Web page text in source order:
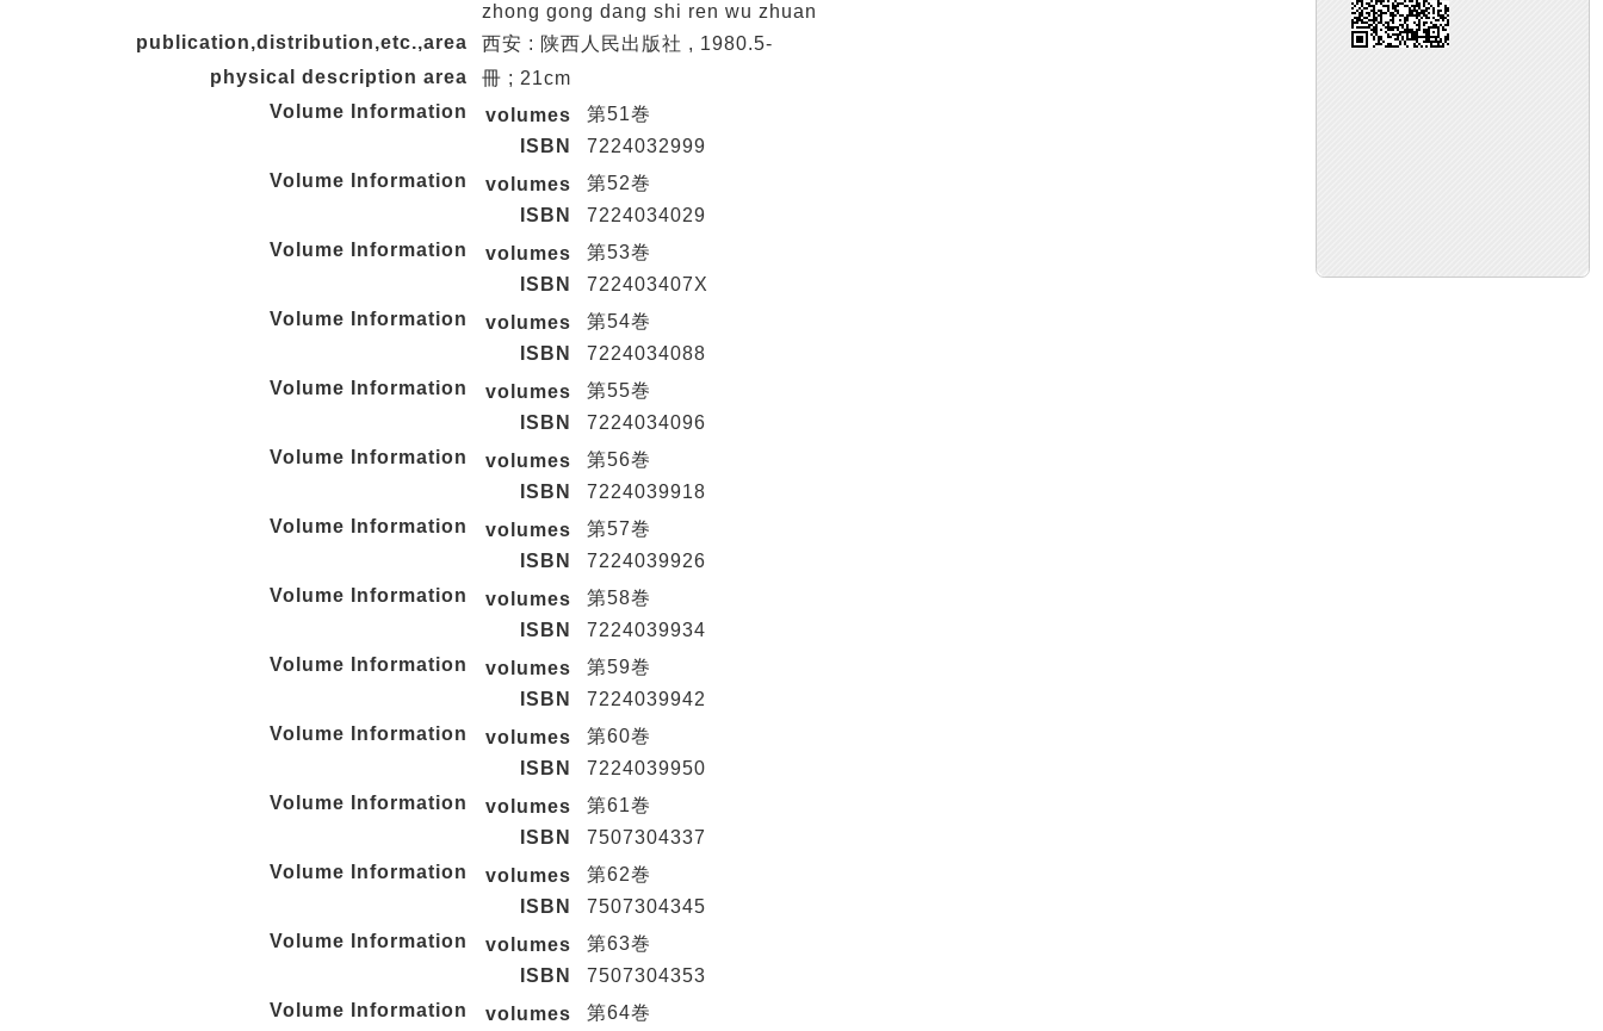
zhong gong dang shi ren wu zhuan
publication,distribution,etc.,area
西安 : 陕西人民出版社 , 1980.5-
physical description area
冊 ; 21cm
Volume Information
volumes
第51巻
ISBN
7224032999
Volume Information
volumes
第52巻
ISBN
7224034029
Volume Information
volumes
第53巻
ISBN
722403407X
Volume Information
volumes
第54巻
ISBN
7224034088
Volume Information
volumes
第55巻
ISBN
7224034096
Volume Information
volumes
第56巻
ISBN
7224039918
Volume Information
volumes
第57巻
ISBN
7224039926
Volume Information
volumes
第58巻
ISBN
7224039934
Volume Information
volumes
第59巻
ISBN
7224039942
Volume Information
volumes
第60巻
ISBN
7224039950
Volume Information
volumes
第61巻
ISBN
7507304337
Volume Information
volumes
第62巻
ISBN
7507304345
Volume Information
volumes
第63巻
ISBN
7507304353
Volume Information
volumes
第64巻